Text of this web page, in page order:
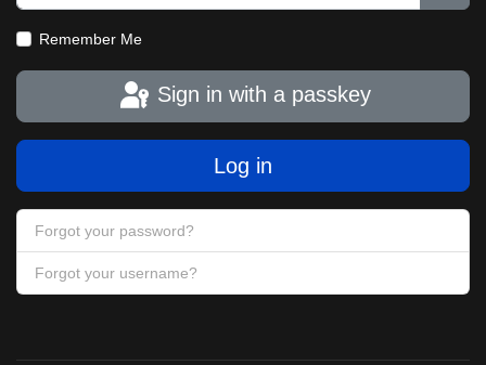
Remember Me
Sign in with a passkey
Log in
Forgot your password?
Forgot your username?